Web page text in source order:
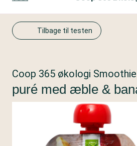
Tilbage til testen
Coop 365 økologi Smoothie
puré med æble &